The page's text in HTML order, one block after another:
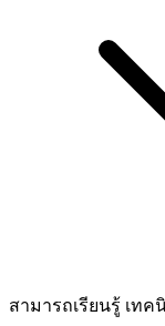
สามารถเรียนรู้ เท